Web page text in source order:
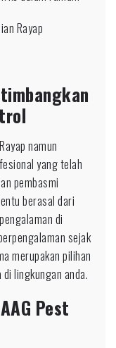
Rayap
namun
yang telah
pembasmi
berasal dari
di
sejak
merupakan pilihan
lingkungan anda.
Pest